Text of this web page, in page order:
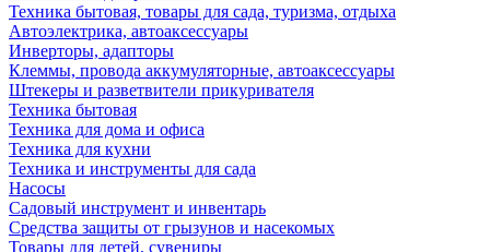
Техника бытовая, товары для сада, туризма, отдыха
Автоэлектрика, автоаксессуары
Инверторы, адапторы
Клеммы, провода аккумуляторные, автоаксессуары
Штекеры и разветвители прикуривателя
Техника бытовая
Техника для дома и офиса
Техника для кухни
Техника и инструменты для сада
Насосы
Садовый инструмент и инвентарь
Средства защиты от грызунов и насекомых
Товары для детей, сувениры